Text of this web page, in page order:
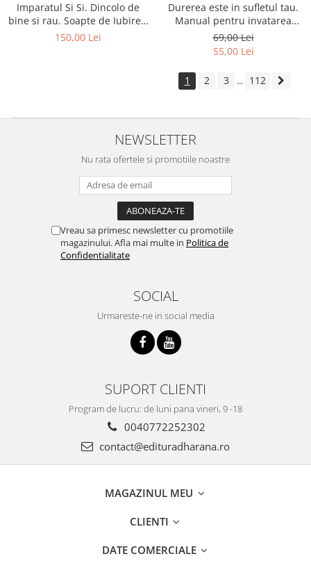
Imparatul Si Si. Dincolo de
bine si rau. Soapte de Iubire -
Invatatura tainica a Soarelui
150,00 Lei
Durerea este in sufletul tau.
Manual pentru invatarea
limbajului stresurilor Seria
Invata sa te Ierti Luule Viilma
69,00 Lei
55,00 Lei
1 2 3 ... 112
NEWSLETTER
Nu rata ofertele si promotiile noastre
Vreau sa primesc newsletter cu promotiile
magazinului. Afla mai multe in Politica de
Confidentialitate
SOCIAL
Urmareste-ne in social media
SUPORT CLIENTI
Program de lucru: de luni pana vineri, 9 -18
0040772252302
contact@edituradharana.ro
MAGAZINUL MEU
CLIENTI
DATE COMERCIALE